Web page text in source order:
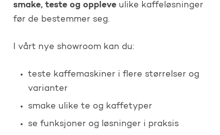
smake, teste og oppleveulike kaffeløsninger
før de bestemmer seg.
I vårt nye showroom kan du:
teste kaffemaskiner i flere størrelser og
varianter
smake ulike te og kaffetyper
se funksjoner og løsninger i praksis